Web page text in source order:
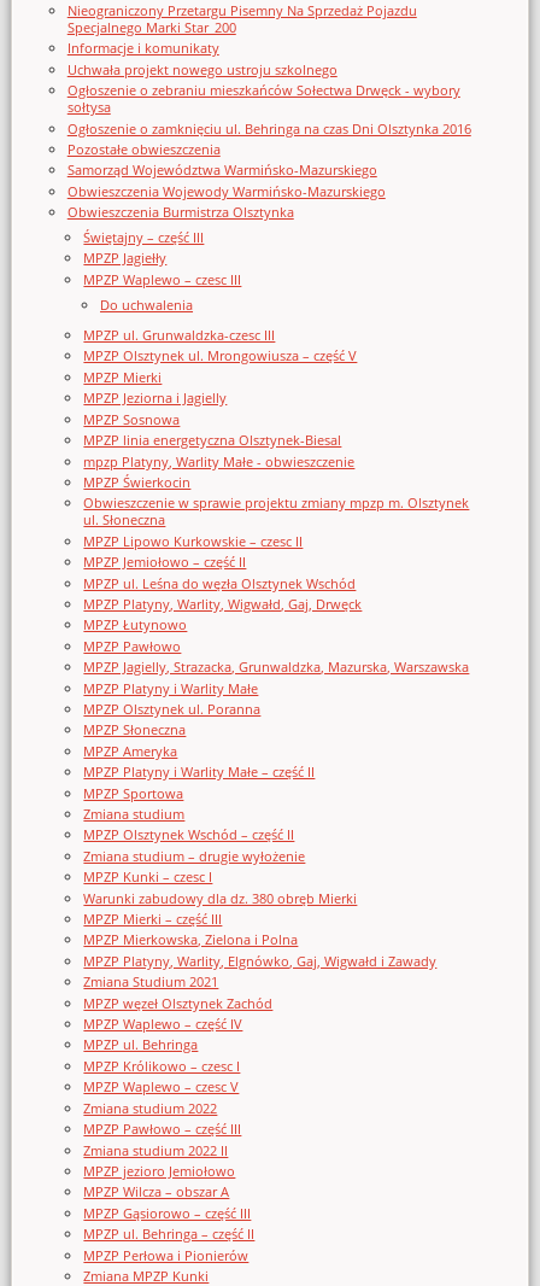
Nieograniczony Przetargu Pisemny Na Sprzedaż Pojazdu
Specjalnego Marki Star_200
Informacje i komunikaty
Uchwała projekt nowego ustroju szkolnego
Ogłoszenie o zebraniu mieszkańców Sołectwa Drwęck - wybory
sołtysa
Ogłoszenie o zamknięciu ul. Behringa na czas Dni Olsztynka 2016
Pozostałe obwieszczenia
Samorząd Województwa Warmińsko-Mazurskiego
Obwieszczenia Wojewody Warmińsko-Mazurskiego
Obwieszczenia Burmistrza Olsztynka
Świętajny – część III
MPZP Jagiełły
MPZP Waplewo – czesc III
Do uchwalenia
MPZP ul. Grunwaldzka-czesc III
MPZP Olsztynek ul. Mrongowiusza – część V
MPZP Mierki
MPZP Jeziorna i Jagielly
MPZP Sosnowa
MPZP linia energetyczna Olsztynek-Biesal
mpzp Platyny, Warlity Małe - obwieszczenie
MPZP Świerkocin
Obwieszczenie w sprawie projektu zmiany mpzp m. Olsztynek
ul. Słoneczna
MPZP Lipowo Kurkowskie – czesc II
MPZP Jemiołowo – część II
MPZP ul. Leśna do węzła Olsztynek Wschód
MPZP Platyny, Warlity, Wigwałd, Gaj, Drwęck
MPZP Łutynowo
MPZP Pawłowo
MPZP Jagielly, Strazacka, Grunwaldzka, Mazurska, Warszawska
MPZP Platyny i Warlity Małe
MPZP Olsztynek ul. Poranna
MPZP Słoneczna
MPZP Ameryka
MPZP Platyny i Warlity Małe – część II
MPZP Sportowa
Zmiana studium
MPZP Olsztynek Wschód – część II
Zmiana studium – drugie wyłożenie
MPZP Kunki – czesc I
Warunki zabudowy dla dz. 380 obręb Mierki
MPZP Mierki – część III
MPZP Mierkowska, Zielona i Polna
MPZP Platyny, Warlity, Elgnówko, Gaj, Wigwałd i Zawady
Zmiana Studium 2021
MPZP węzeł Olsztynek Zachód
MPZP Waplewo – część IV
MPZP ul. Behringa
MPZP Królikowo – czesc I
MPZP Waplewo – czesc V
Zmiana studium 2022
MPZP Pawłowo – część III
Zmiana studium 2022 II
MPZP jezioro Jemiołowo
MPZP Wilcza – obszar A
MPZP Gąsiorowo – część III
MPZP ul. Behringa – część II
MPZP Perłowa i Pionierów
Zmiana MPZP Kunki